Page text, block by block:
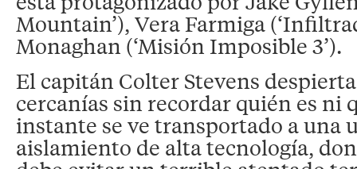
Mountain’), Vera Farmiga
Monaghan (‘Misión Imposible 3’).
El capitán Colter Stevens
cercanías sin recordar quién es ni
instante se ve transportado a una
aislamiento de alta tecnología,